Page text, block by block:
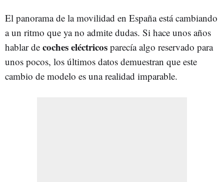
El panorama de la movilidad en España está cambiando
a un ritmo que ya no admite dudas. Si hace unos años
hablar de coches eléctricos parecía algo reservado para
unos pocos, los últimos datos demuestran que este
cambio de modelo es una realidad imparable.